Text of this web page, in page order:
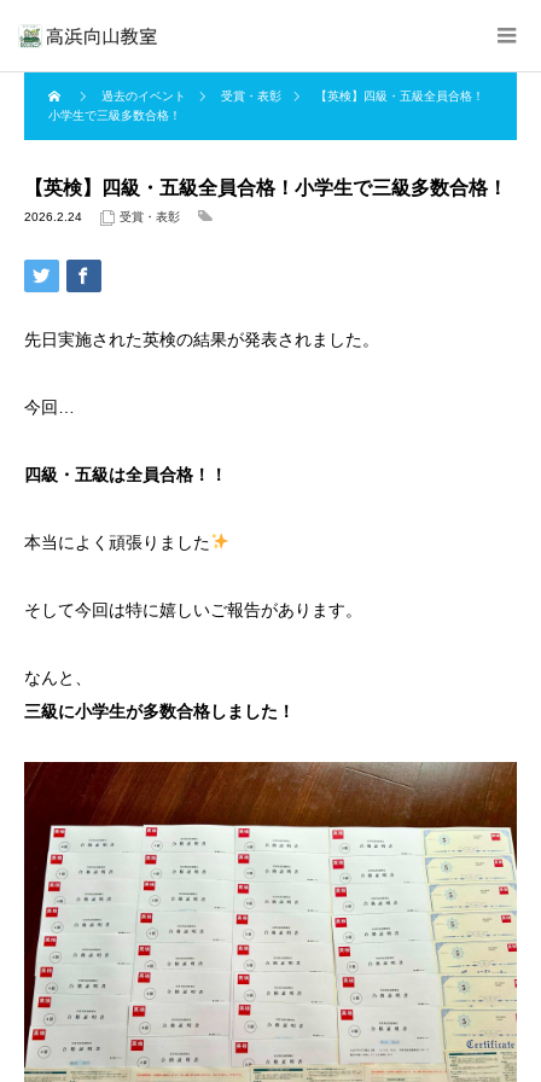
過去のイベント 受賞・表彰
【英検】四級・五級全員合格！
小学生で三級多数合格！
【英検】四級・五級全員合格！小学生で三級多数合格！
2026.2.24 受賞・表彰
先日実施された英検の結果が発表されました。
今回…
四級・五級は全員合格！！
本当によく頑張りました
そして今回は特に嬉しいご報告があります。
なんと、
三級に小学生が多数合格しました！